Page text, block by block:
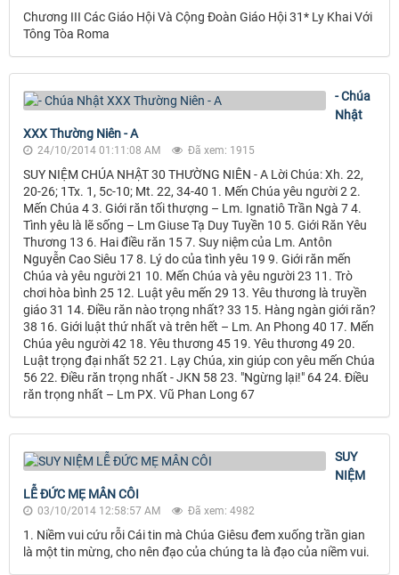
Chương III Các Giáo Hội Và Cộng Ðoàn Giáo Hội 31* Ly Khai Với
Tông Tòa Roma
- Chúa
Nhật
XXX Thường Niên - A
24/10/2014 01:11:08 AM Đã xem: 1915
SUY NIỆM CHÚA NHẬT 30 THƯỜNG NIÊN - A Lời Chúa: Xh. 22,
20-26; 1Tx. 1, 5c-10; Mt. 22, 34-40 1. Mến Chúa yêu người 2 2.
Mến Chúa 4 3. Giới răn tối thượng – Lm. Ignatiô Trần Ngà 7 4.
Tình yêu là lẽ sống – Lm Giuse Tạ Duy Tuyền 10 5. Giới Răn Yêu
Thương 13 6. Hai điều răn 15 7. Suy niệm của Lm. Antôn
Nguyễn Cao Siêu 17 8. Lý do của tình yêu 19 9. Giới răn mến
Chúa và yêu người 21 10. Mến Chúa và yêu người 23 11. Trò
chơi hòa bình 25 12. Luật yêu mến 29 13. Yêu thương là truyền
giáo 31 14. Điều răn nào trọng nhất? 33 15. Hàng ngàn giới răn?
38 16. Giới luật thứ nhất và trên hết – Lm. An Phong 40 17. Mến
Chúa yêu người 42 18. Yêu thương 45 19. Yêu thương 49 20.
Luật trọng đại nhất 52 21. Lạy Chúa, xin giúp con yêu mến Chúa
56 22. Điều răn trọng nhất - JKN 58 23. "Ngừng lại!" 64 24. Điều
răn trọng nhất – Lm PX. Vũ Phan Long 67
SUY
NIỆM
LỄ ĐỨC MẸ MÂN CÔI
03/10/2014 12:58:57 AM Đã xem: 4982
1. Niềm vui cứu rỗi Cái tin mà Chúa Giêsu đem xuống trần gian
là một tin mừng, cho nên đạo của chúng ta là đạo của niềm vui.